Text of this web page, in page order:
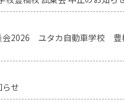
会2026 ユタカ自動車学校 豊
らせ